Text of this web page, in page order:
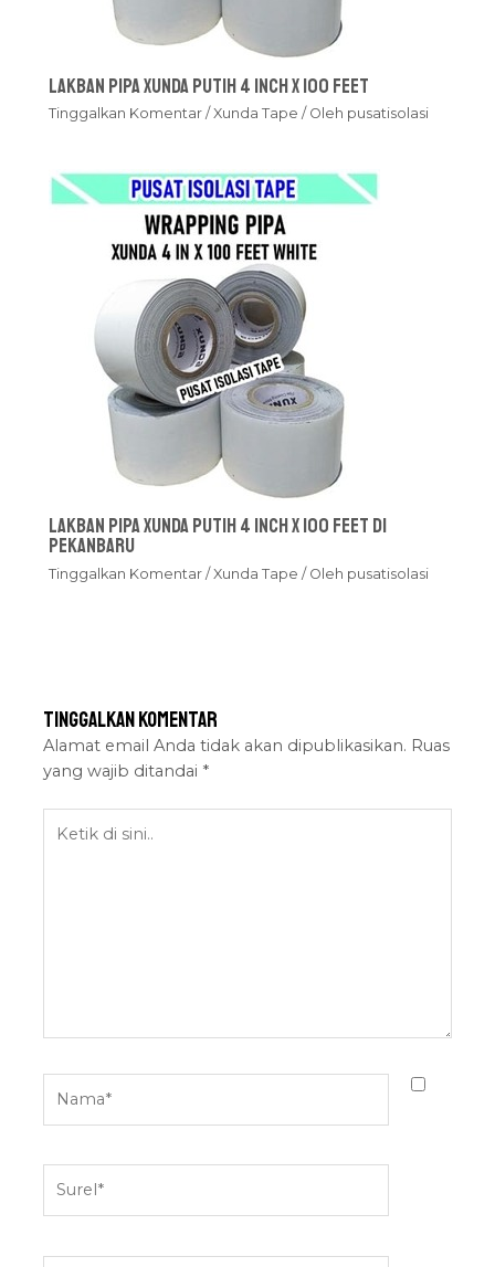
Lakban Pipa Xunda Putih 4 inch x 100 feet
Tinggalkan Komentar /Xunda Tape / Oleh pusatisolasi
Lakban Pipa Xunda Putih 4 inch x 100 feet Di
Pekanbaru
Tinggalkan Komentar /Xunda Tape / Oleh pusatisolasi
Tinggalkan Komentar
Alamat email Anda tidak akan dipublikasikan. Ruas
yang wajib ditandai *